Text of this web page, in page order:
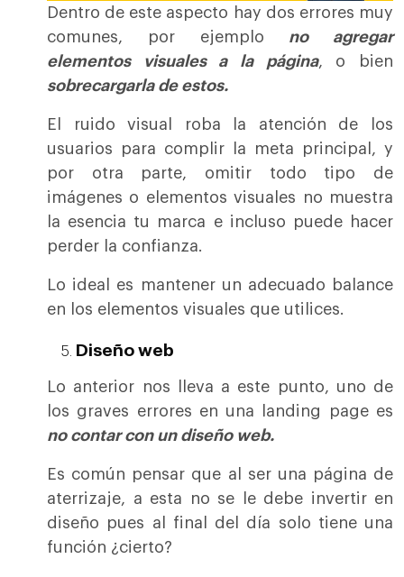
Dentro de este aspecto hay dos errores muy
comunes, por ejemplo no agregar
elementos visuales a la página, o bien
sobrecargarla de estos.
El ruido visual roba la atención de los
usuarios para complir la meta principal, y
por otra parte, omitir todo tipo de
imágenes o elementos visuales no muestra
la esencia tu marca e incluso puede hacer
perder la confianza.
Lo ideal es mantener un adecuado balance
en los elementos visuales que utilices.
Diseño web
Lo anterior nos lleva a este punto, uno de
los graves errores en una landing page es
no contar con un diseño web.
Es común pensar que al ser una página de
aterrizaje, a esta no se le debe invertir en
diseño pues al final del día solo tiene una
función ¿cierto?